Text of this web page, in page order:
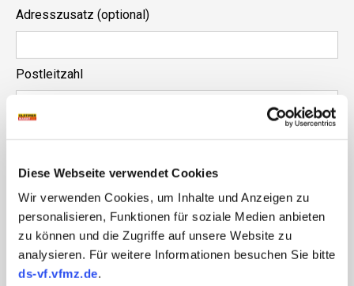
Diese Webseite verwendet Cookies
Wir verwenden Cookies, um Inhalte und Anzeigen zu
personalisieren, Funktionen für soziale Medien anbieten
zu können und die Zugriffe auf unsere Website zu
analysieren. Für weitere Informationen besuchen Sie bitte
ds-vf.vfmz.de.
Adresszusatz (optional)
Postleitzahl
Land
E-Mail-Adresse